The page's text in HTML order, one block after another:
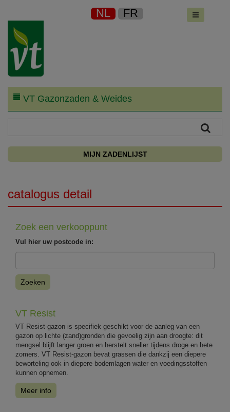
NL FR
VT Gazonzaden & Weides
MIJN ZADENLIJST
catalogus detail
Zoek een verkooppunt
Vul hier uw postcode in:
Zoeken
VT Resist
VT Resist-gazon is specifiek geschikt voor de aanleg van een
gazon op lichte (zand)gronden die gevoelig zijn aan droogte: dit
mengsel blijft langer groen en herstelt sneller tijdens droge en hete
zomers. VT Resist-gazon bevat grassen die dankzij een diepere
beworteling ook in diepere bodemlagen water en voedingsstoffen
kunnen opnemen.
Meer info